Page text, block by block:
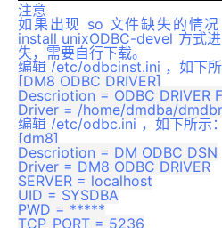
注意
如果出现 so 文件缺失的情
install unixODBC-devel 方式
失，需要自行下载。
编辑 /etc/odbcinst.ini ，如下所
[DM8 ODBC DRIVER]
Description = ODBC DRIVER
编辑 /etc/odbc.ini ，如下所示：
[dm8]
Description = DM ODBC DSN
Driver = DM8 ODBC DRIVER
SERVER = localhost
UID = SYSDBA
PWD = *****